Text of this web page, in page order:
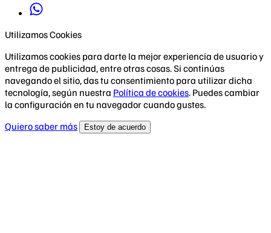
Utilizamos Cookies
Utilizamos cookies para darte la mejor experiencia de usuario y
entrega de publicidad, entre otras cosas. Si continúas
navegando el sitio, das tu consentimiento para utilizar dicha
tecnología, según nuestra Política de cookies. Puedes cambiar
la configuración en tu navegador cuando gustes.
Quiero saber más
Estoy de acuerdo